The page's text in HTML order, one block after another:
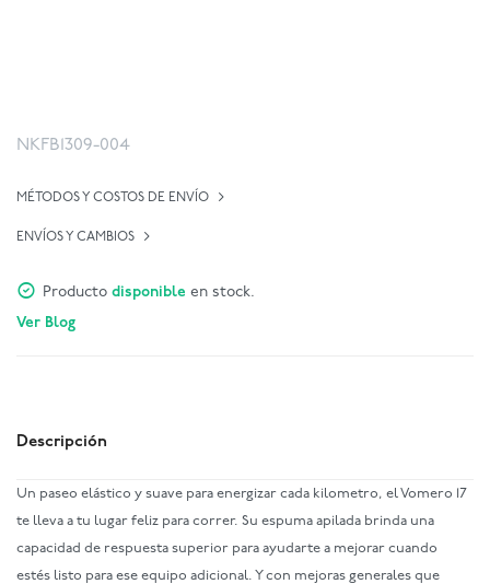
NKFB1309-004
MÉTODOS Y COSTOS DE ENVÍO
ENVÍOS Y CAMBIOS
Producto disponible en stock.
Ver Blog
Descripción
Un paseo elástico y suave para energizar cada kilometro, el Vomero 17
te lleva a tu lugar feliz para correr. Su espuma apilada brinda una
capacidad de respuesta superior para ayudarte a mejorar cuando
estés listo para ese equipo adicional. Y con mejoras generales que